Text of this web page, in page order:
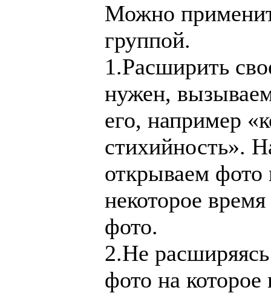
Можно
группой.
1.Расширить
нужен,
его, например
стихийность».
открываем фото
некоторое
фото.
2.Не
фото на